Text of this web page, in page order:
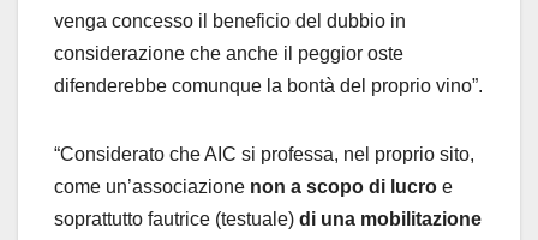
venga concesso il beneficio del dubbio in
considerazione che anche il peggior oste
difenderebbe comunque la bontà del proprio vino”.
“Considerato che AIC si professa, nel proprio sito,
come un’associazione non a scopo di lucro e
soprattutto fautrice (testuale) di una mobilitazione